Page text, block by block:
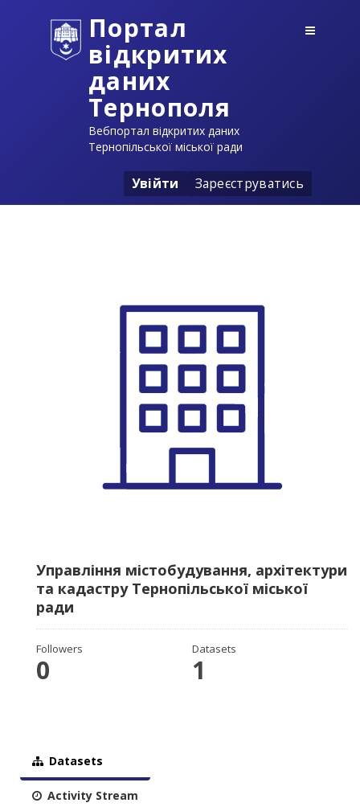
Портал
відкритих
даних
Тернополя
Вебпортал відкритих даних
Тернопільської міської ради
Увійти Зареєструватись
Управління містобудування, архітектури
та кадастру Тернопільської міської
ради
Followers
0
Datasets
1
Datasets
Activity Stream